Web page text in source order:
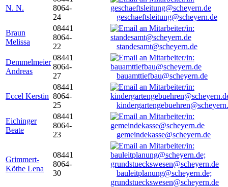
N. N.
8064-
24
geschaeftsleitung@scheyern.de
Braun
Melissa
08441
8064-
22
standesamt@scheyern.de
Demmelmeier
Andreas
08441
8064-
27
bauamttiefbau@scheyern.de
Eccel Kerstin
08441
8064-
25
Eichinger
Beate
08441
8064-
23
gemeindekasse@scheyern.de
Grimmert-
Köthe Lena
08441
8064-
30
bauleitplanung@scheyern.de;
grundstueckswesen@scheyern.de